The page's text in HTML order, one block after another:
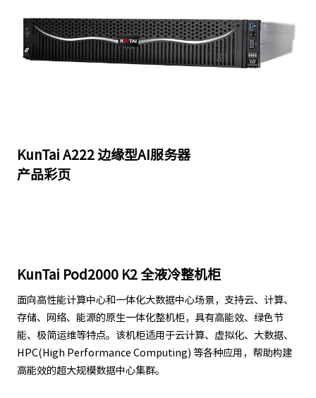
KunTai A222 边缘型AI服务器
产品彩页
KunTai Pod2000 K2 全液冷整机柜
面向高性能计算中心和一体化大数据中心场景，支持云、计算、
存储、网络、能源的原生一体化整机柜，具有高能效、绿色节
能、极简运维等特点。该机柜适用于云计算、虚拟化、大数据、
HPC(High Performance Computing) 等各种应用，帮助构建
高能效的超大规模数据中心集群。